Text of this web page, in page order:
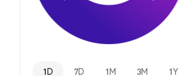
1D 7D 1M 3M 1Y